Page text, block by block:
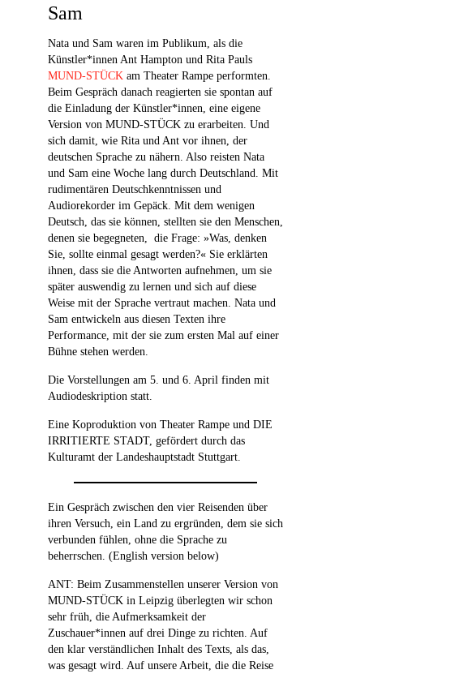
Sam
Nata und Sam waren im Publikum, als die
Künstler*innen Ant Hampton und Rita Pauls
MUND-STÜCK am Theater Rampe performten.
Beim Gespräch danach reagierten sie spontan auf
die Einladung der Künstler*innen, eine eigene
Version von MUND-STÜCK zu erarbeiten. Und
sich damit, wie Rita und Ant vor ihnen, der
deutschen Sprache zu nähern. Also reisten Nata
und Sam eine Woche lang durch Deutschland. Mit
rudimentären Deutschkenntnissen und
Audiorekorder im Gepäck. Mit dem wenigen
Deutsch, das sie können, stellten sie den Menschen,
denen sie begegneten, die Frage: »Was, denken
Sie, sollte einmal gesagt werden?« Sie erklärten
ihnen, dass sie die Antworten aufnehmen, um sie
später auswendig zu lernen und sich auf diese
Weise mit der Sprache vertraut machen. Nata und
Sam entwickeln aus diesen Texten ihre
Performance, mit der sie zum ersten Mal auf einer
Bühne stehen werden.
Die Vorstellungen am 5. und 6. April finden mit
Audiodeskription statt.
Eine Koproduktion von Theater Rampe und DIE
IRRITIERTE STADT, gefördert durch das
Kulturamt der Landeshauptstadt Stuttgart.
Ein Gespräch zwischen den vier Reisenden über
ihren Versuch, ein Land zu ergründen, dem sie sich
verbunden fühlen, ohne die Sprache zu
beherrschen. (English version below)
ANT: Beim Zusammenstellen unserer Version von
MUND-STÜCK in Leipzig überlegten wir schon
sehr früh, die Aufmerksamkeit der
Zuschauer*innen auf drei Dinge zu richten. Auf
den klar verständlichen Inhalt des Texts, als das,
was gesagt wird. Auf unsere Arbeit, die die Reise